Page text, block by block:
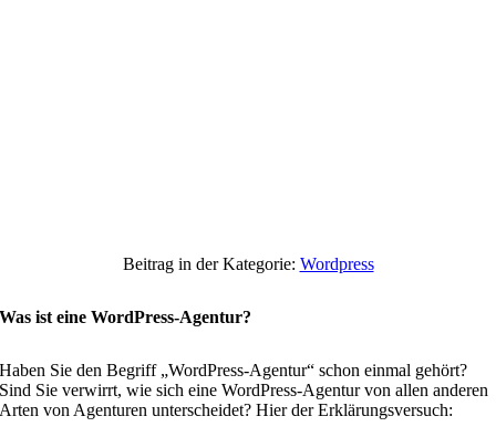
Beitrag in der Kategorie: Wordpress
Was ist eine WordPress-Agentur?
Haben Sie den Begriff „WordPress-Agentur“ schon einmal gehört?
Sind Sie verwirrt, wie sich eine WordPress-Agentur von allen anderen
Arten von Agenturen unterscheidet? Hier der Erklärungsversuch: